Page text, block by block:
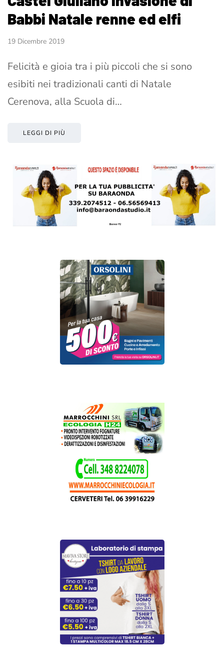
Babbi Natale renne ed elfi
19 Dicembre 2019
Felicità e gioia tra i più piccoli che si sono
esibiti nei tradizionali canti di Natale
Cerenova, alla Scuola di…
LEGGI DI PIÙ